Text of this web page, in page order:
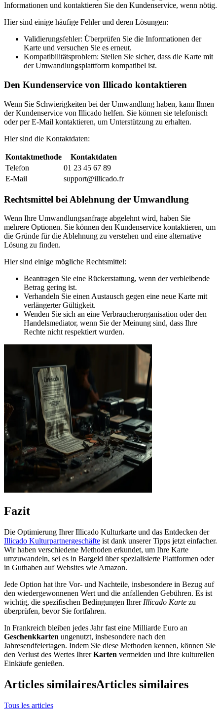
Informationen und kontaktieren Sie den Kundenservice, wenn nötig.
Hier sind einige häufige Fehler und deren Lösungen:
Validierungsfehler: Überprüfen Sie die Informationen der
Karte und versuchen Sie es erneut.
Kompatibilitätsproblem: Stellen Sie sicher, dass die Karte mit
der Umwandlungsplattform kompatibel ist.
Den Kundenservice von Illicado kontaktieren
Wenn Sie Schwierigkeiten bei der Umwandlung haben, kann Ihnen
der Kundenservice von Illicado helfen. Sie können sie telefonisch
oder per E-Mail kontaktieren, um Unterstützung zu erhalten.
Hier sind die Kontaktdaten:
Kontaktmethode
Kontaktdaten
Telefon
01 23 45 67 89
E-Mail
support@illicado.fr
Rechtsmittel bei Ablehnung der Umwandlung
Wenn Ihre Umwandlungsanfrage abgelehnt wird, haben Sie
mehrere Optionen. Sie können den Kundenservice kontaktieren, um
die Gründe für die Ablehnung zu verstehen und eine alternative
Lösung zu finden.
Hier sind einige mögliche Rechtsmittel:
Beantragen Sie eine Rückerstattung, wenn der verbleibende
Betrag gering ist.
Verhandeln Sie einen Austausch gegen eine neue Karte mit
verlängerter Gültigkeit.
Wenden Sie sich an eine Verbraucherorganisation oder den
Handelsmediator, wenn Sie der Meinung sind, dass Ihre
Rechte nicht respektiert wurden.
Fazit
Die Optimierung Ihrer Illicado Kulturkarte und das Entdecken der
Illicado Kulturpartnergeschäfte ist dank unserer Tipps jetzt einfacher.
Wir haben verschiedene Methoden erkundet, um Ihre Karte
umzuwandeln, sei es in Bargeld über spezialisierte Plattformen oder
in Guthaben auf Websites wie Amazon.
Jede Option hat ihre Vor- und Nachteile, insbesondere in Bezug auf
den wiedergewonnenen Wert und die anfallenden Gebühren. Es ist
wichtig, die spezifischen Bedingungen Ihrer Illicado Karte zu
überprüfen, bevor Sie fortfahren.
In Frankreich bleiben jedes Jahr fast eine Milliarde Euro an
Geschenkkarten ungenutzt, insbesondere nach den
Jahresendfeiertagen. Indem Sie diese Methoden kennen, können Sie
den Verlust des Wertes IhrerKarten vermeiden und Ihre kulturellen
Einkäufe genießen.
Articles similairesArticles similaires
Tous les articles